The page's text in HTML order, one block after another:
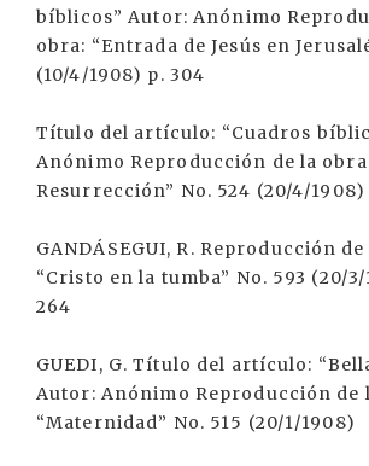
bíblicos” Autor: Anónimo
obra: “Entrada de Jesús en
(10/4/1908) p. 304
Título del artículo: “Cuadros
Anónimo Reproducción de la
Resurrección” No. 524 (20/4/1908)
GANDÁSEGUI, R. Reproducción
“Cristo en la tumba” No. 593 (20/3/
264
GUEDI, G. Título del artículo:
Autor: Anónimo Reproducción de
“Maternidad” No. 515 (20/1/1908)